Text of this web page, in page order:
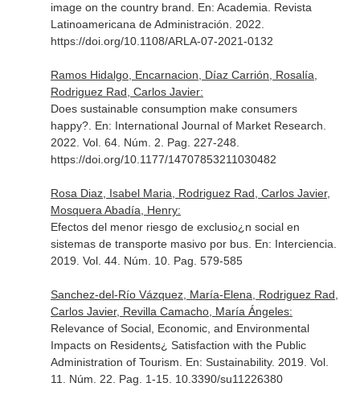
image on the country brand. En: Academia. Revista
Latinoamericana de Administración . 2022.
https://doi.org/10.1108/ARLA-07-2021-0132
Ramos Hidalgo, Encarnacion, Díaz Carrión, Rosalía,
Rodriguez Rad, Carlos Javier:
Does sustainable consumption make consumers
happy?. En: International Journal of Market Research
2022. Vol. 64. Núm. 2. Pag. 227-248.
https://doi.org/10.1177/14707853211030482
Rosa Diaz, Isabel Maria, Rodriguez Rad, Carlos Javier,
Mosquera Abadía, Henry:
Efectos del menor riesgo de exclusio¿n social en
sistemas de transporte masivo por bus. En: Interciencia
2019. Vol. 44. Núm. 10. Pag. 579-585
Sanchez-del-Río Vázquez, María-Elena, Rodriguez Rad,
Carlos Javier, Revilla Camacho, María Ángeles:
Relevance of Social, Economic, and Environmental
Impacts on Residents¿ Satisfaction with the Public
Administration of Tourism. En: Sustainability. 2019. Vol.
11. Núm. 22. Pag. 1-15. 10.3390/su11226380